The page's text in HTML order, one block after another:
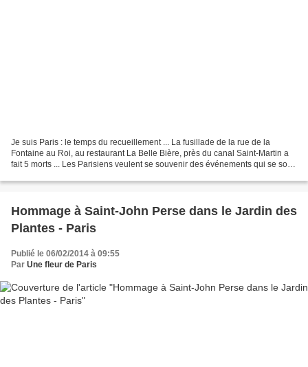
Je suis Paris : le temps du recueillement ... La fusillade de la rue de la
Fontaine au Roi, au restaurant La Belle Bière, près du canal Saint-Martin a
fait 5 morts ... Les Parisiens veulent se souvenir des événements qui se sont
Hommage à Saint-John Perse dans le Jardin des
Plantes - Paris
Publié le 06/02/2014 à 09:55
Par Une fleur de Paris